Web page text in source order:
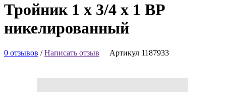
Тройник 1 x 3/4 x 1 ВР
никелированный
0 отзывов /Написать отзыв Артикул 1187933